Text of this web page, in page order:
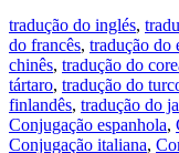
Tradutor,
20+
Repartir com a tradução